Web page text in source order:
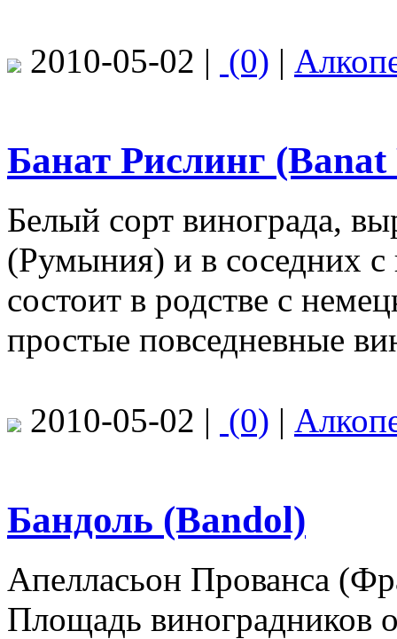
2010-05-02 | (0) |
Банат Рислинг (Banat
Белый сорт винограда,
(Румыния) и в соседних
состоит в родстве с
простые повседневные
2010-05-02 | (0) |
Бандоль (Bandol)
Апелласьон Прованса
Площадь виноградников